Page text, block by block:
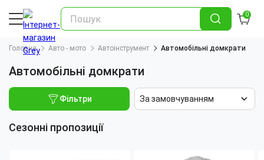
0
Головна Авто - мото Автоінструмент Автомобільні домкрати
Автомобільні домкрати
Фільтри За замовчуванням
Сезонні пропозиції